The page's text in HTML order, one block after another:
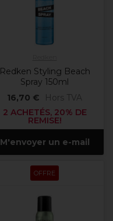
Redken Styling Beach
Spray 150ml
16,70 €
Hors TVA
2 ACHETÉS, 20% DE
REMISE!
M'envoyer un e-mail
OFFRE